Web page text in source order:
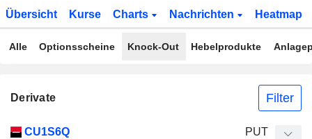
Übersicht Kurse Charts Nachrichten Heatmap
Alle Optionsscheine Knock-Out Hebelprodukte
Derivate Filter
Basispreis
Elastizität
CU1S6Q PUT